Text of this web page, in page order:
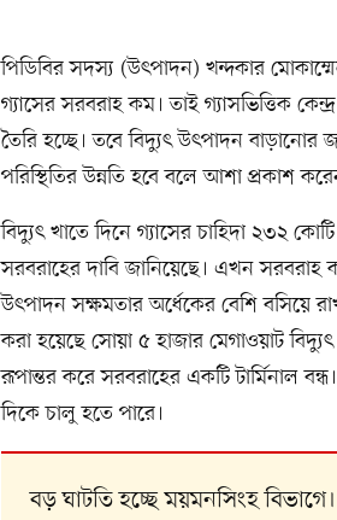
পিডিবির সদস্য (উৎপাদন) খন্দকার
গ্যাসের সরবরাহ কম। তাই গ্যাসভিত্তিক
তৈরি হচ্ছে। তবে বিদ্যুৎ উৎপাদন বাড়ানোর
পরিস্থিতির উন্নতি হবে বলে আশা প্রকাশ
বিদ্যুৎ খাতে দিনে গ্যাসের চাহিদা ২৩২
সরবরাহের দাবি জানিয়েছে। এখন সরবরাহ
উৎপাদন সক্ষমতার অর্ধেকের বেশি বসিয়ে
করা হয়েছে সোয়া ৫ হাজার মেগাওয়াট
রূপান্তর করে সরবরাহের একটি টার্মিনাল
দিকে চালু হতে পারে।
বড় ঘাটতি হচ্ছে ময়মনসিংহ